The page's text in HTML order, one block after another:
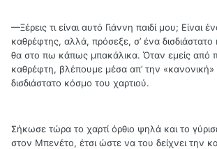
—Ξέρεις τι είναι αυτό Γιάννη παιδί μου; Είναι
καθρέφτης, αλλά, πρόσεξε, σ’ ένα
θα στο πω κάπως μπακάλικα. Όταν εμείς από
καθρέφτη, βλέπουμε μέσα απ’ την
δισδιάστατο κόσμο του χαρτιού.
Σήκωσε τώρα το χαρτί όρθιο ψηλά και το
στον Μπενέτο, έτσι ώστε να του δείχνει την